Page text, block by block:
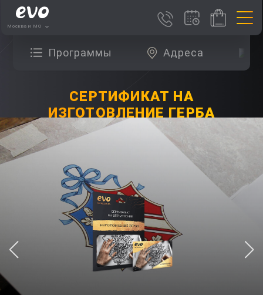
Москва и МО
Программы Адреса
СЕРТИФИКАТ НА
ИЗГОТОВЛЕНИЕ ГЕРБА